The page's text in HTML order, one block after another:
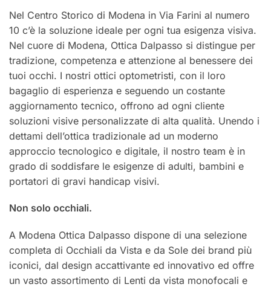
Nel Centro Storico di Modena in Via Farini al numero
10 c’è la soluzione ideale per ogni tua esigenza visiva.
Nel cuore di Modena, Ottica Dalpasso si distingue per
tradizione, competenza e attenzione al benessere dei
tuoi occhi. I nostri ottici optometristi, con il loro
bagaglio di esperienza e seguendo un costante
aggiornamento tecnico, offrono ad ogni cliente
soluzioni visive personalizzate di alta qualità. Unendo i
dettami dell’ottica tradizionale ad un moderno
approccio tecnologico e digitale, il nostro team è in
grado di soddisfare le esigenze di adulti, bambini e
portatori di gravi handicap visivi.
Non solo occhiali.
A Modena Ottica Dalpasso dispone di una selezione
completa di Occhiali da Vista e da Sole dei brand più
iconici, dal design accattivante ed innovativo ed offre
un vasto assortimento di Lenti da vista monofocali e